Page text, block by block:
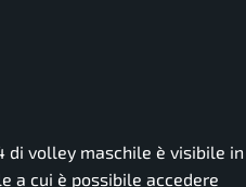
di volley maschile è visibile
a cui è possibile accedere